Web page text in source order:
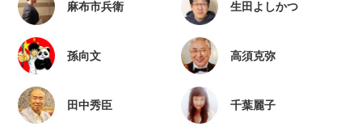
麻布市兵衛 生田よしかつ
孫向文 高須克弥
田中秀臣 千葉麗子